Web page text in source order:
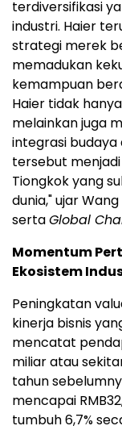
terdiversifikasi
industri. Haier
strategi merek
memadukan
kemampuan
Haier tidak
melainkan juga
integrasi
tersebut
Tiongkok yang
dunia," ujar
sertaGlobal
Momentum
Ekosistem
Peningkatan
kinerja bisnis
mencatat
miliar atau
tahun
mencapai
tumbuh 6,7%